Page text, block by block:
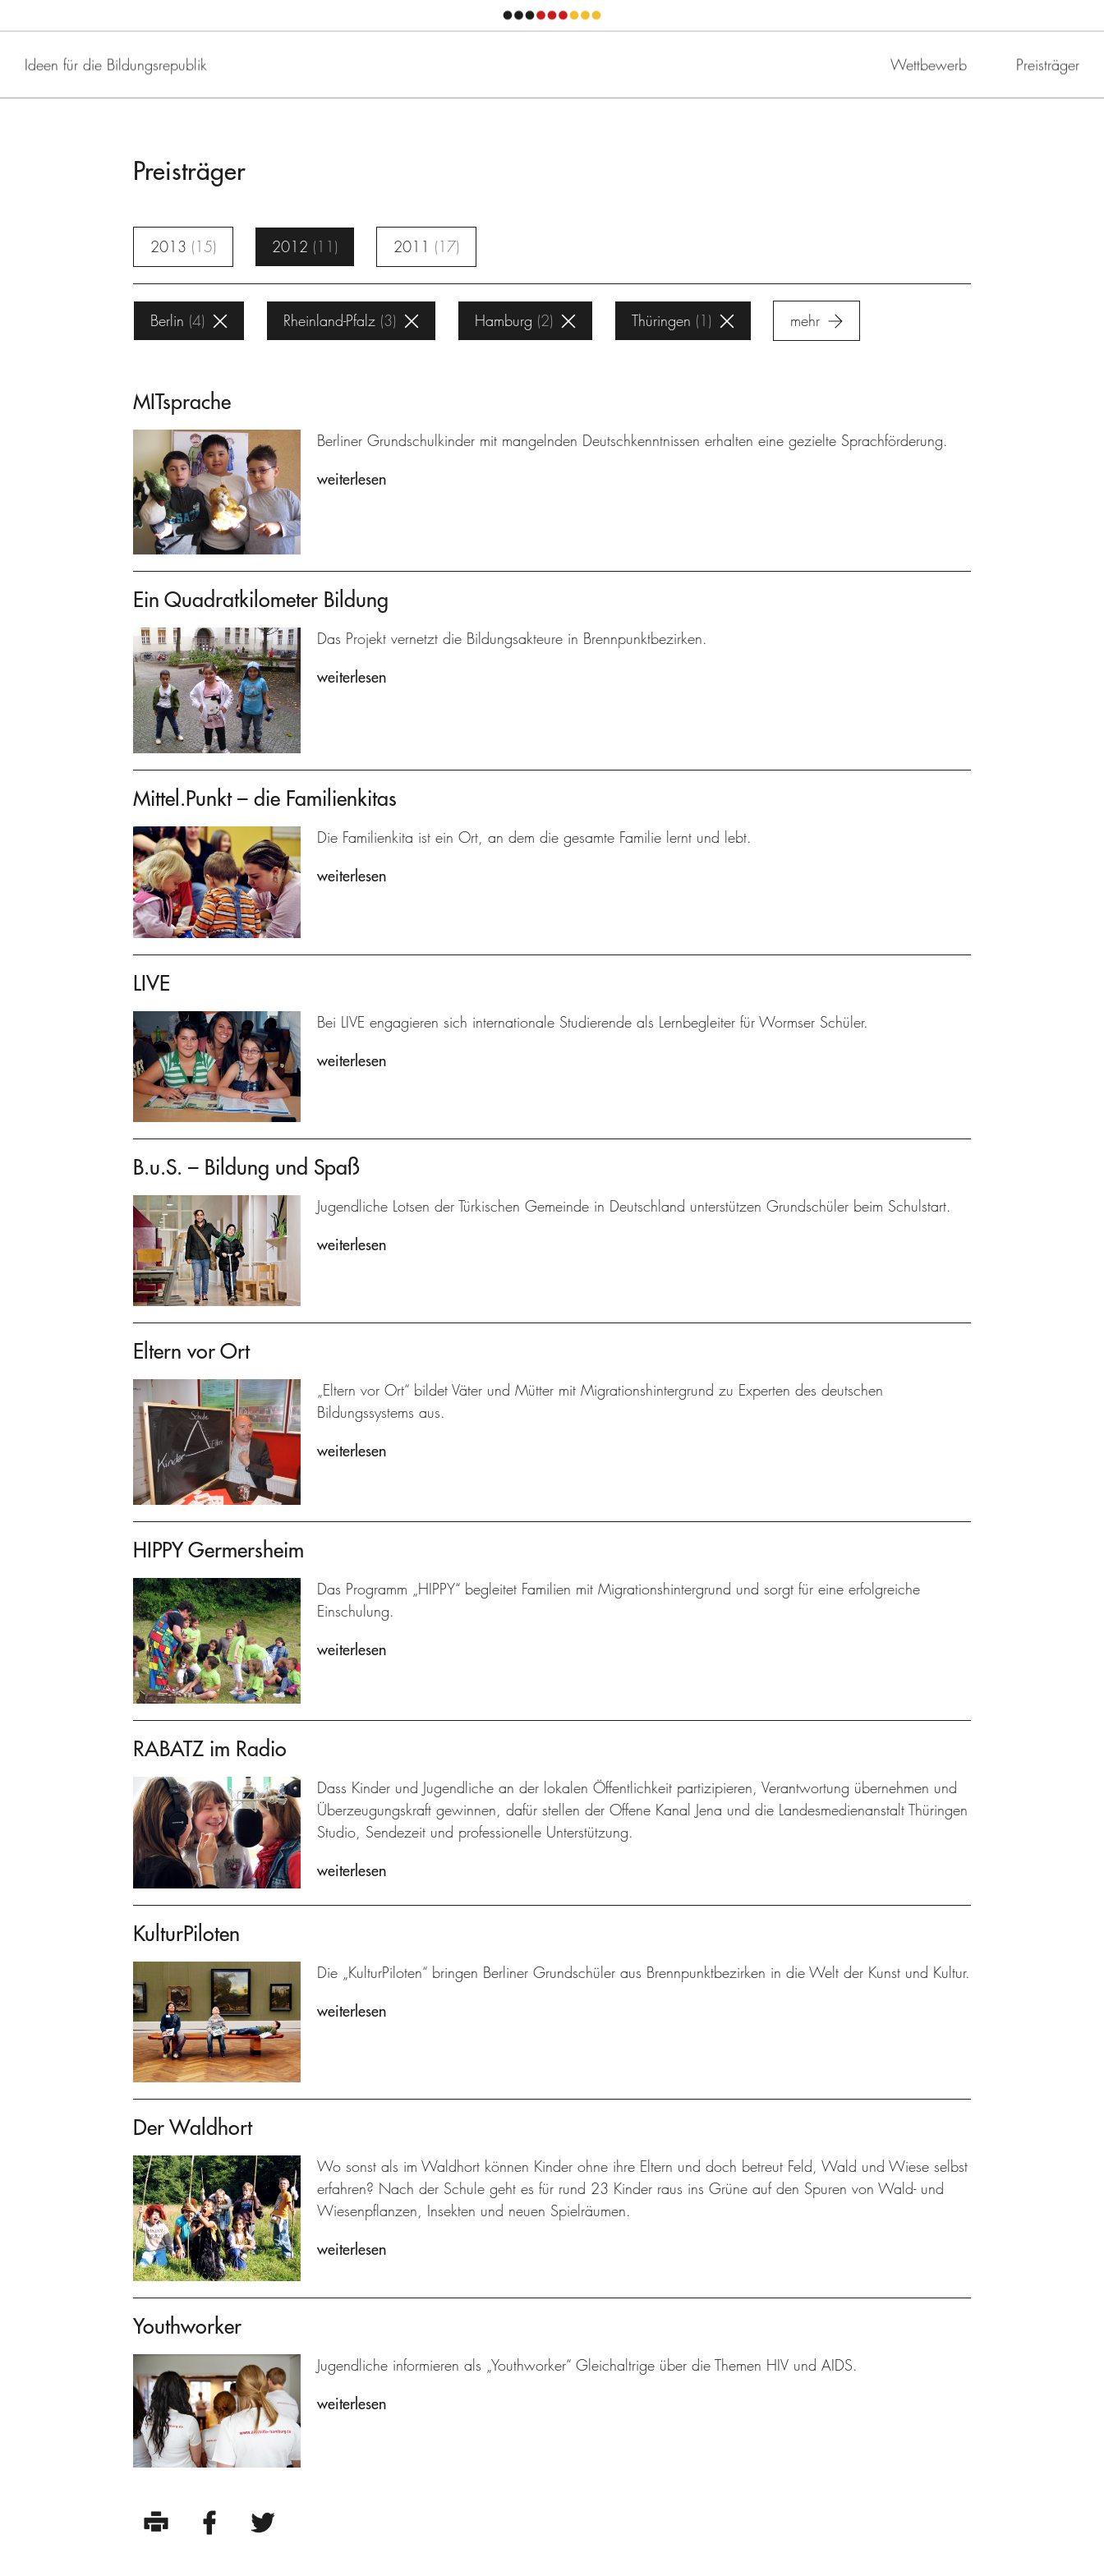
Ideen für die Bildungsrepublik Wettbewerb Preisträger
Preisträger
2013 15 2012 11 2011 17
Berlin 4 Rheinland-Pfalz 3 Hamburg 2 Thüringen 1 mehr
MITsprache
Berliner Grundschulkinder mit mangelnden Deutschkenntnissen erhalten eine gezielte Sprachförderung.
weiterlesen
Ein Quadratkilometer Bildung
Das Projekt vernetzt die Bildungsakteure in Brennpunktbezirken.
weiterlesen
Mittel.Punkt – die Familienkitas
Die Familienkita ist ein Ort, an dem die gesamte Familie lernt und lebt.
weiterlesen
LIVE
Bei LIVE engagieren sich internationale Studierende als Lernbegleiter für Wormser Schüler.
weiterlesen
B.u.S. – Bildung und Spaß
Jugendliche Lotsen der Türkischen Gemeinde in Deutschland unterstützen Grundschüler beim Schulstart.
weiterlesen
Eltern vor Ort
„Eltern vor Ort“ bildet Väter und Mütter mit Migrationshintergrund zu Experten des deutschen
Bildungssystems aus.
weiterlesen
HIPPY Germersheim
Das Programm „HIPPY“ begleitet Familien mit Migrationshintergrund und sorgt für eine erfolgreiche
Einschulung.
weiterlesen
RABATZ im Radio
Dass Kinder und Jugendliche an der lokalen Öffentlichkeit partizipieren, Verantwortung übernehmen und
Überzeugungskraft gewinnen, dafür stellen der Offene Kanal Jena und die Landesmedienanstalt Thüringen
Studio, Sendezeit und professionelle Unterstützung.
weiterlesen
KulturPiloten
Die „KulturPiloten“ bringen Berliner Grundschüler aus Brennpunktbezirken in die Welt der Kunst und Kultur.
weiterlesen
Der Waldhort
Wo sonst als im Waldhort können Kinder ohne ihre Eltern und doch betreut Feld, Wald und Wiese selbst
erfahren? Nach der Schule geht es für rund 23 Kinder raus ins Grüne auf den Spuren von Wald- und
Wiesenpflanzen, Insekten und neuen Spielräumen.
weiterlesen
Youthworker
Jugendliche informieren als „Youthworker“ Gleichaltrige über die Themen HIV und AIDS.
weiterlesen